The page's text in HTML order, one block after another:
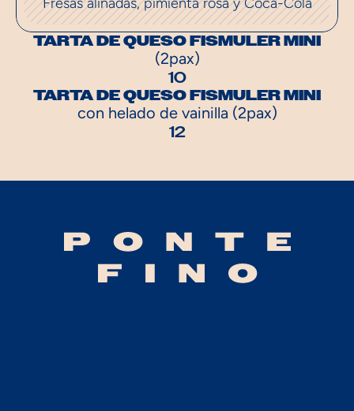
TARTA DE QUESO FISMULER MINI
(2pax)
10
TARTA DE QUESO FISMULER MINI
con helado de vainilla (2pax)
12